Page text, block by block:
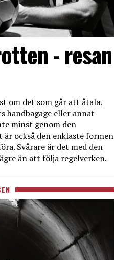
- resan
om det som går att åtala.
handbagage eller annat
minst genom den
också den enklaste formen
Svårare är det med den
än att följa regelverken.